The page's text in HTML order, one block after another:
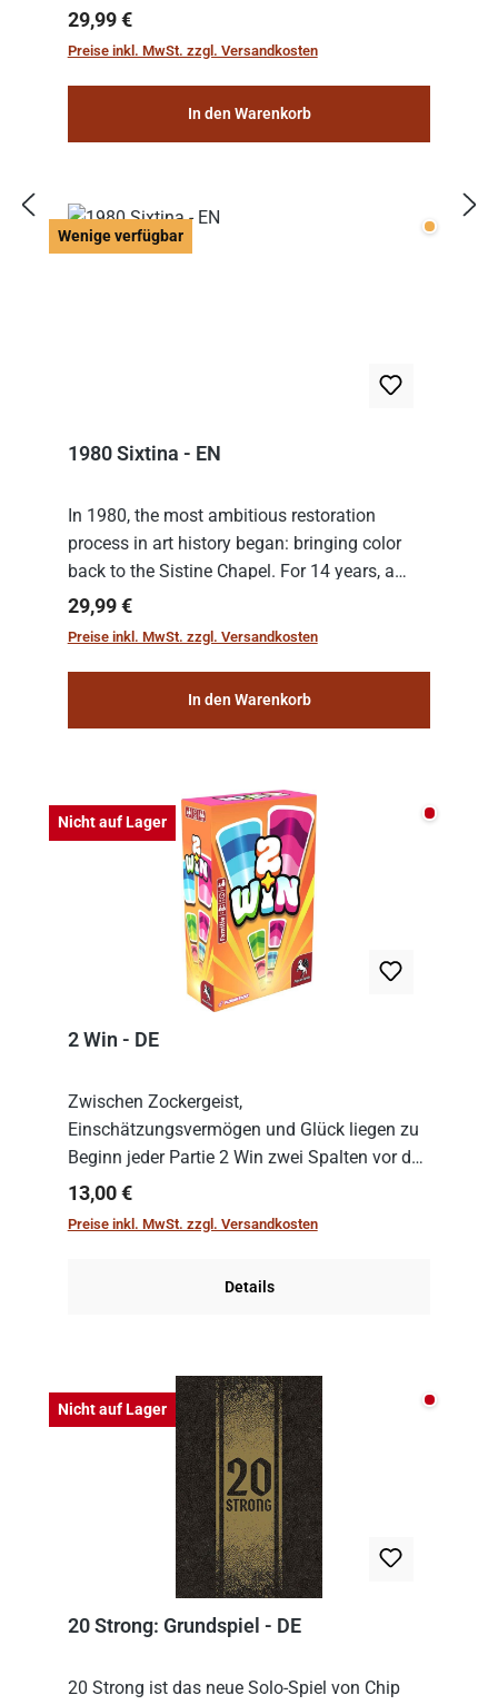
Regulärer Preis:
29,99 €
Preise inkl. MwSt. zzgl. Versandkosten
In den Warenkorb
Wenige verfügbar Wenige
1980 Sixtina - EN
In 1980, the most ambitious restoration
process in art history began: bringing color
back to the Sistine Chapel. For 14 years, a
team of experts from the Vatican undertook
the meticulous job of cleaning and
Regulärer Preis:
29,99 €
Preise inkl. MwSt. zzgl. Versandkosten
In den Warenkorb
Nicht auf Lager Nicht
2 Win - DE
Zwischen Zockergeist,
Einschätzungsvermögen und Glück liegen zu
Beginn jeder Partie 2 Win zwei Spalten vor den
Spielenden aus, die es in die Höhe zu treiben
gilt. Doch das geht natürlich nur, solange man
Regulärer Preis:
13,00 €
Preise inkl. MwSt. zzgl. Versandkosten
Details
Nicht auf Lager Nicht
20 Strong: Grundspiel - DE
20 Strong ist das neue Solo-Spiel von Chip